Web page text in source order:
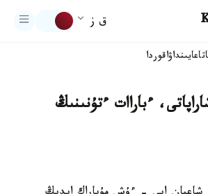
ق ز
تاعايىنداۋاقوردا
ءباراات ءتۇنىنىڭ